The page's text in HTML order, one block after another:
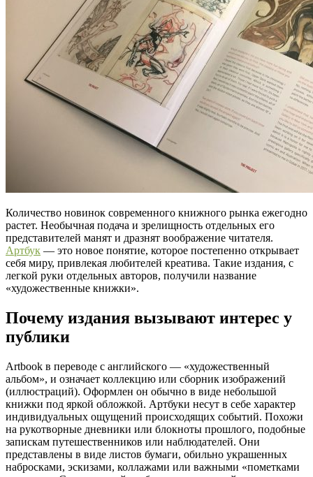
Количество новинок современного книжного рынка ежегодно
растет. Необычная подача и зрелищность отдельных его
представителей манят и дразнят воображение читателя.
Артбук — это новое понятие, которое постепенно открывает
себя миру, привлекая любителей креатива. Такие издания, с
легкой руки отдельных авторов, получили название
«художественные книжки».
Почему издания вызывают интерес у
публики
Artbook в переводе с английского — «художественный
альбом», и означает коллекцию или сборник изображений
(иллюстраций). Оформлен он обычно в виде небольшой
книжки под яркой обложкой. Артбуки несут в себе характер
индивидуальных ощущений происходящих событий. Похожи
на рукотворные дневники или блокноты прошлого, подобные
запискам путешественников или наблюдателей. Они
представлены в виде листов бумаги, обильно украшенных
набросками, эскизами, коллажами или важными «пометками